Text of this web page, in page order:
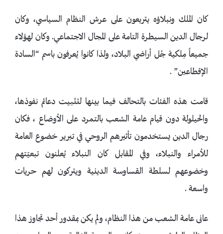
كان الملك ونبلاؤه يتربعون على عرش النظام السياسي، وكان
لرجال الدين السيطرة التامة على المجال الاجتماعي. وكان لهؤلاء
جميعاً مِلكية جُل أراضي البلاد، ولذا كانوا يُعرفون باسم “السادة
الإقطاعين” .
قامت هذه الفئات بالتحالف فيما بينها لتثبيت دعائم نفوذها،
والحيلولة دون قيام عامة الشعب بالتمرد على الأوضاع ، فكان
رجال الدين يستخدمون تأثيرهم الروحي في تبرير خضوع العامة
للأمراء والنبلاء، وفي المقابل كان النبلاء يُعلنون تبعيّتهم
وخضوعهم لسلطة القساوسة الدينية ويتركون لهم حريات
واسعة .
عانى عامة الشعب من هذا النظام، ولم يكن بمقدور أحد تجاوز هذا